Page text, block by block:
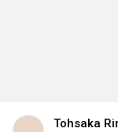
Tohsaka